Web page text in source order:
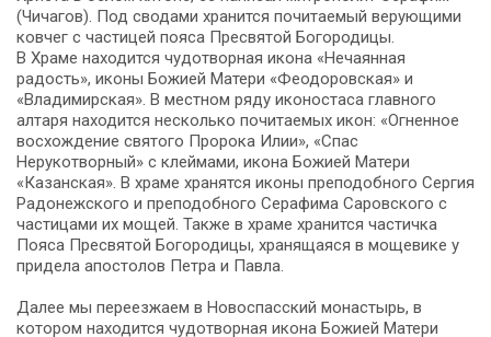
(Чичагов). Под сводами хранится почитаемый верующими
ковчег с частицей пояса Пресвятой Богородицы.
В Храме находится чудотворная икона «Нечаянная
радость», иконы Божией Матери «Феодоровская» и
«Владимирская». В местном ряду иконостаса главного
алтаря находится несколько почитаемых икон: «Огненное
восхождение святого Пророка Илии», «Спас
Нерукотворный» с клеймами, икона Божией Матери
«Казанская». В храме хранятся иконы преподобного Сергия
Радонежского и преподобного Серафима Саровского с
частицами их мощей. Также в храме хранится частичка
Пояса Пресвятой Богородицы, хранящаяся в мощевике у
придела апостолов Петра и Павла.
Далее мы переезжаем в Новоспасский монастырь, в
котором находится чудотворная икона Божией Матери